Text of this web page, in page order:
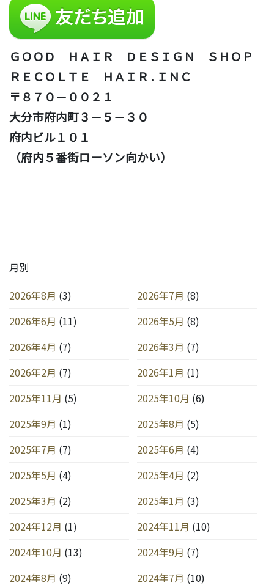
ＧＯＯＤ ＨＡＩＲ ＤＥＳＩＧＮ ＳＨＯＰ
ＲＥＣＯＬＴＥ ＨＡＩＲ . ＩＮＣ
〒８７０－００２１
大分市府内町３－５－３０
府内ビル１０１
（府内５番街ローソン向かい）
月別
2026年8月 (3) 2026年7月 (8)
2026年6月 (11) 2026年5月 (8)
2026年4月 (7) 2026年3月 (7)
2026年2月 (7) 2026年1月 (1)
2025年11月 (5) 2025年10月 (6)
2025年9月 (1) 2025年8月 (5)
2025年7月 (7) 2025年6月 (4)
2025年5月 (4) 2025年4月 (2)
2025年3月 (2) 2025年1月 (3)
2024年12月 (1) 2024年11月 (10)
2024年10月 (13) 2024年9月 (7)
2024年8月 (9) 2024年7月 (10)